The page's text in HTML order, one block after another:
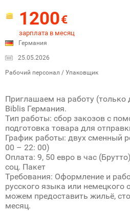
1200€
зарплата в месяц
Германия
25.05.2026
Рабочий персонал / Упаковщик
Приглашаем на работу (только
Biblis Германия.
Тип работы: сбор закозов с
подготовка товара для
График работы: двух сменный
00 – 22: 00)
Оплата: 9, 50 евро в час
соц. Пакет
Требования: Оформление и
русского языка или немецкого
можем предоставить жильё,
месяц.